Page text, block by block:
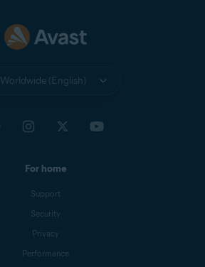
Worldwide (English)
For home
Support
Security
Privacy
Performance